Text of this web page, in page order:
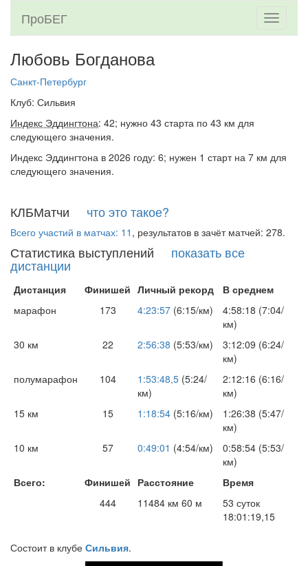
Toggle
ПроБЕГ
Любовь Богданова
Санкт-Петербург
Клуб: Сильвия
Индекс Эддингтона: 42; нужно 43 старта по 43 км для
следующего значения.
Индекс Эддингтона в 2026 году: 6; нужен 1 старт на 7 км для
следующего значения.
КЛБМатчи что это такое?
Всего участий в матчах: 11 , результатов в зачёт матчей: 278.
Статистика выступлений показать все
дистанции
Дистанция Финишей Личный рекорд
В среднем
марафон
173 4:23:57 (6:15/км)
4:58:18 (7:04/
км)
30 км
22 2:56:38 (5:53/км)
3:12:09 (6:24/
км)
полумарафон
104 1:53:48,5 (5:24/
км)
2:12:16 (6:16/
км)
15 км
15 1:18:54 (5:16/км)
1:26:38 (5:47/
км)
10 км
57 0:49:01 (4:54/км)
0:58:54 (5:53/
км)
Всего:
Финишей Расстояние
Время
444
11484 км 60 м
53 суток
18:01:19,15
Состоит в клубе Сильвия.